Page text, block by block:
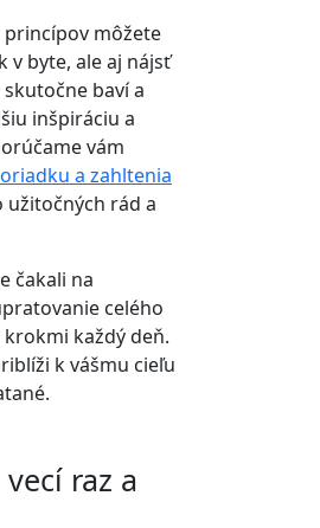
môžete
v byte, ale aj nájsť
baví a
inšpiráciu a
vám
a zahltenia
rád a
čakali na
celého
každý deň.
k vášmu cieľu
raz a